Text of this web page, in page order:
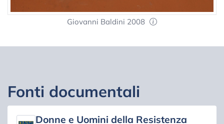
Giovanni Baldini 2008
Fonti documentali
Donne e Uomini della Resistenza